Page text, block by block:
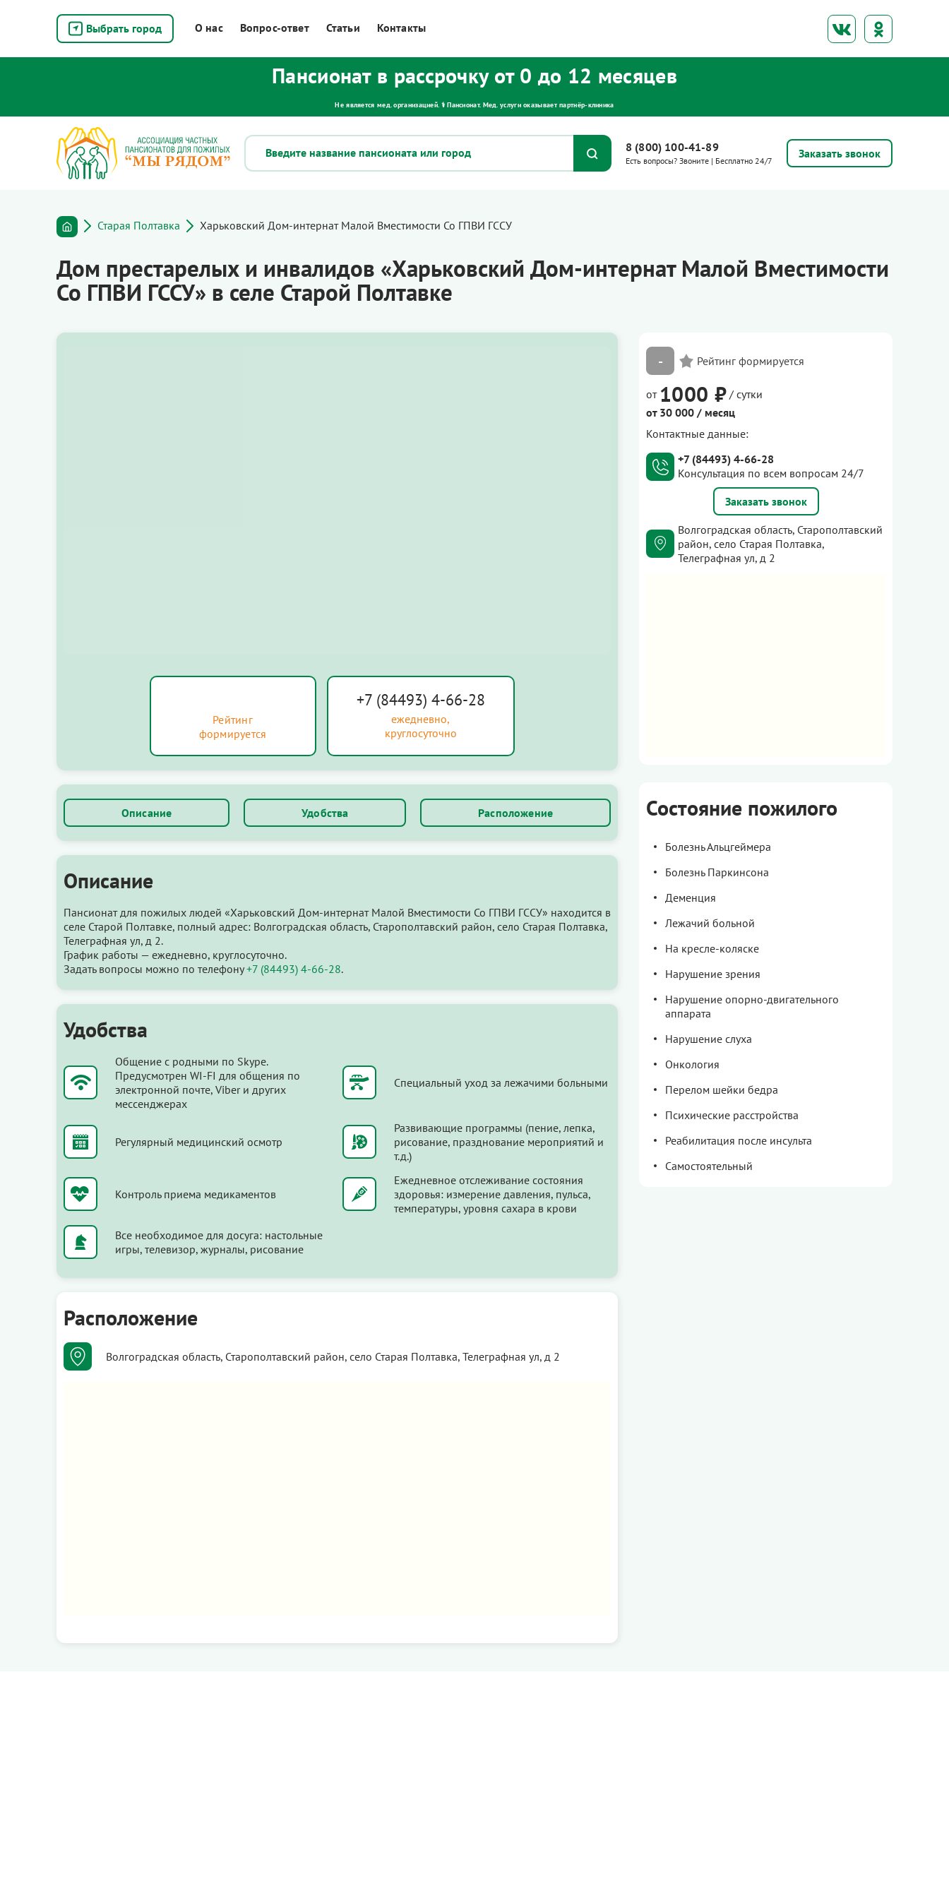
Выбрать город О нас Вопрос-ответ Статьи Контакты
Пансионат в рассрочку от 0 до 12 месяцев
Не является мед. организацией. ⚕ Пансионат. Мед. услуги оказывает партнёр‑клиника
8 (800) 100-41-89
Есть вопросы? Звоните | Бесплатно 24/7
Заказать звонок
Старая Полтавка Харьковский Дом-интернат Малой Вместимости Со ГПВИ ГССУ
Дом престарелых и инвалидов «Харьковский Дом-интернат Малой Вместимости
Со ГПВИ ГССУ» в селе Старой Полтавке
Рейтинг
формируется
+7 (84493) 4-66-28
ежедневно,
круглосуточно
Описание Удобства Расположение
Описание
Пансионат для пожилых людей «Харьковский Дом-интернат Малой Вместимости Со ГПВИ ГССУ» находится в
селе Старой Полтавке, полный адрес: Волгоградская область, Старополтавский район, село Старая Полтавка,
Телеграфная ул, д 2.
График работы — ежедневно, круглосуточно.
Задать вопросы можно по телефону+7 (84493) 4-66-28.
Удобства
Общение с родными по Skype.
Предусмотрен WI-FI для общения по
электронной почте, Viber и других
мессенджерах
Специальный уход за лежачими больными
Регулярный медицинский осмотр
Развивающие программы (пение, лепка,
рисование, празднование мероприятий и
т.д.)
Контроль приема медикаментов
Ежедневное отслеживание состояния
здоровья: измерение давления, пульса,
температуры, уровня сахара в крови
Все необходимое для досуга: настольные
игры, телевизор, журналы, рисование
Расположение
Волгоградская область, Старополтавский район, село Старая Полтавка, Телеграфная ул, д 2
-
от 1000 ₽/ сутки
от 30 000 / месяц
Контактные данные:
+7 (84493) 4-66-28
Консультация по всем вопросам 24/7
Заказать звонок
Волгоградская область, Старополтавский
район, село Старая Полтавка,
Телеграфная ул, д 2
Состояние пожилого
Болезнь Альцгеймера
Болезнь Паркинсона
Деменция
Лежачий больной
На кресле-коляске
Нарушение зрения
Нарушение опорно-двигательного
аппарата
Нарушение слуха
Онкология
Перелом шейки бедра
Психические расстройства
Реабилитация после инсульта
Самостоятельный